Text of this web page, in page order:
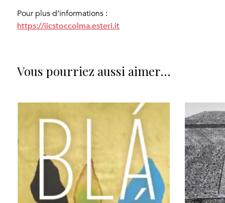
Pour plus d’informations :
https://iicstoccolma.esteri.it
Vous pourriez aussi aimer…